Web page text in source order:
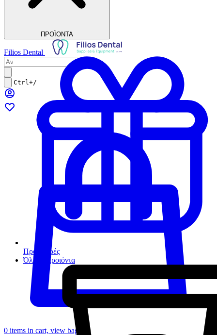
ΠΡΟΪΟΝΤΑ
Προσφορές
Όλα τα προιόντα
Filios Dental
Ctrl+/
0 items in cart, view bag